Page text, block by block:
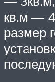
кв.м —
размер